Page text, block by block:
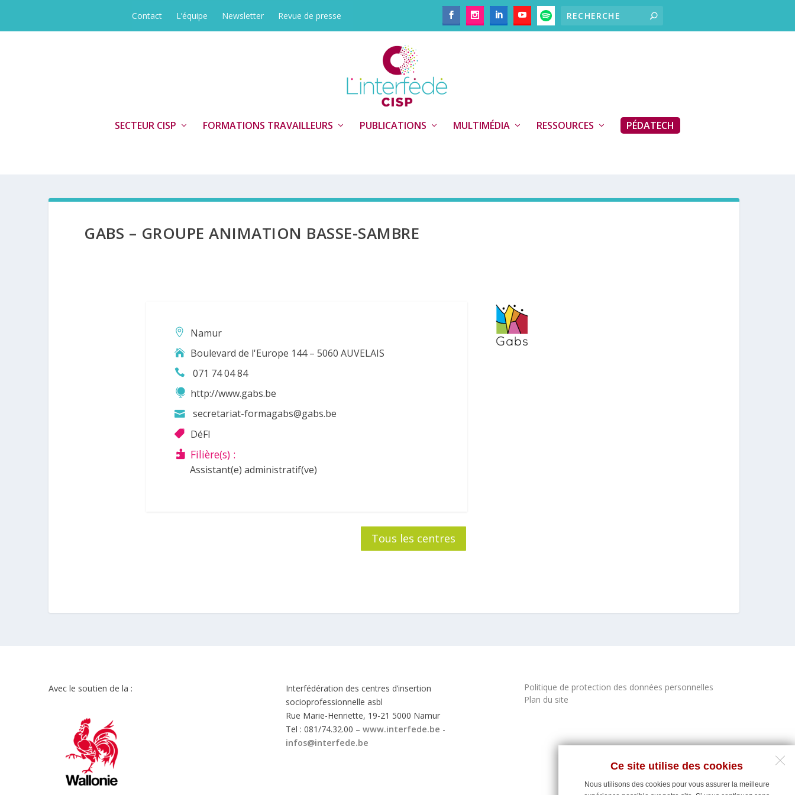
Ce site utilise des cookies
Nous utilisons des cookies pour vous assurer la meilleure
Contact L’équipe Newsletter Revue de presse
SECTEUR CISP FORMATIONS TRAVAILLEURS PUBLICATIONS MULTIMÉDIA RESSOURCES PÉDATECH
GABS – GROUPE ANIMATION BASSE-SAMBRE
Namur
Boulevard de l'Europe 144 – 5060 AUVELAIS
071 74 04 84
http://www.gabs.be
secretariat-formagabs@gabs.be
DéFI
Filière(s) :
Assistant(e) administratif(ve)
Tous les centres
Avec le soutien de la :
Interfédération des centres d’insertion
socioprofessionnelle asbl
Rue Marie-Henriette, 19-21 5000 Namur
Tel : 081/74.32.00 –www.interfede.be -
infos@interfede.be
Politique de protection des données personnelles
Plan du site